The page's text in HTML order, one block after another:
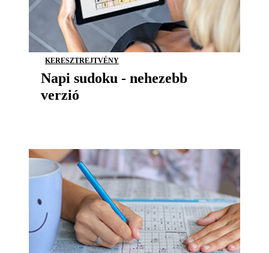
KERESZTREJTVÉNY
Napi sudoku - nehezebb
verzió